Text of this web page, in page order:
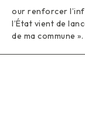
our renforcer
l’État vient de
de ma commune ».